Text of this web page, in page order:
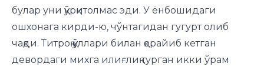
булар уни қўрқитолмас эди. У ёнбошидаги
ошхонага кирди-ю, чўнтагидан гугурт олиб
чақди. Титроқ қўллари билан қорайиб кетган
девордаги михга илиғлиқ турган икки ўрам